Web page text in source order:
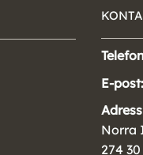
E-post:
Norra
274